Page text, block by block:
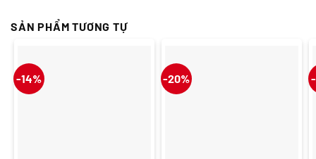
SẢN PHẨM TƯƠNG TỰ
-14% -20%